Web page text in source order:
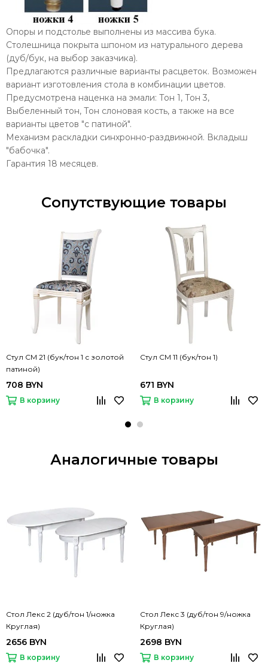
Опоры и подстолье выполнены из массива бука.
Столешница покрыта шпоном из натурального дерева
(дуб/бук, на выбор заказчика).
Предлагаются различные варианты расцветок. Возможен
вариант изготовления стола в комбинации цветов.
Предусмотрена наценка на эмали: Тон 1, Тон 3,
Выбеленный тон, Тон слоновая кость, а также на все
варианты цветов "с патиной".
Механизм раскладки синхронно-раздвижной. Вкладыш
"бабочка".
Гарантия 18 месяцев.
Сопутствующие товары
Стул СМ 21 (бук/тон 1 с золотой
патиной)
708 BYN
В корзину
Стул СМ 11 (бук/тон 1)
671 BYN
В корзину
Аналогичные товары
Стол Лекс 2 (дуб/тон 1/ножка
Круглая)
2656 BYN
В корзину
Стол Лекс 3 (дуб/тон 9/ножка
Круглая)
2698 BYN
В корзину